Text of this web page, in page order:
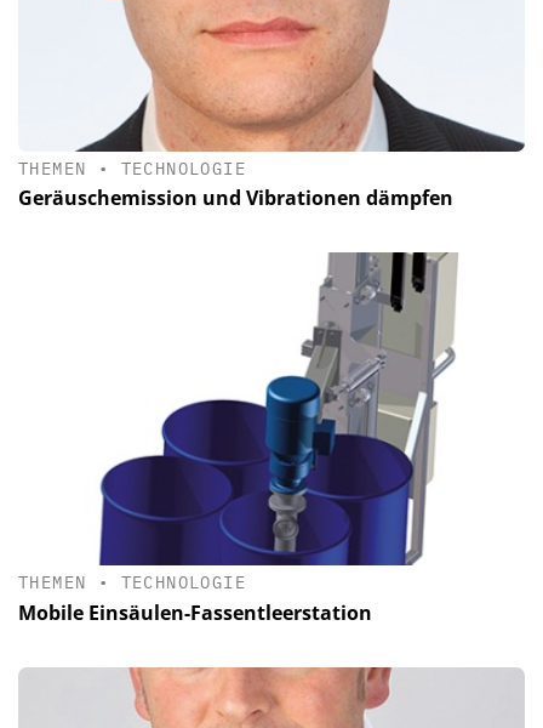
THEMEN • TECHNOLOGIE
Geräuschemission und Vibrationen dämpfen
THEMEN • TECHNOLOGIE
Mobile Einsäulen-Fassentleerstation